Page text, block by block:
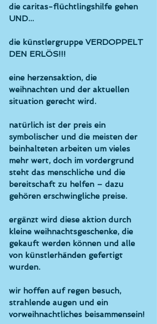
die caritas-flüchtlingshilfe gehen
UND...
die künstlergruppe VERDOPPELT
DEN ERLÖS!!!
eine herzensaktion, die
weihnachten und der aktuellen
situation gerecht wird.
natürlich ist der preis ein
symbolischer und die meisten der
beinhalteten arbeiten um vieles
mehr wert, doch im vordergrund
steht das menschliche und die
bereitschaft zu helfen – dazu
gehören erschwingliche preise.
ergänzt wird diese aktion durch
kleine weihnachtsgeschenke, die
gekauft werden können und alle
von künstlerhänden gefertigt
wurden.
wir hoffen auf regen besuch,
strahlende augen und ein
vorweihnachtliches beisammensein!